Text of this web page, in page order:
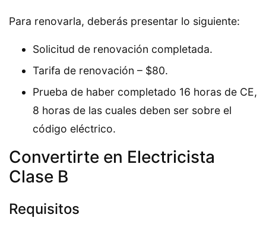
Para renovarla, deberás presentar lo siguiente:
Solicitud de renovación completada.
Tarifa de renovación – $80.
Prueba de haber completado 16 horas de CE,
8 horas de las cuales deben ser sobre el
código eléctrico.
Convertirte en Electricista
Clase B
Requisitos